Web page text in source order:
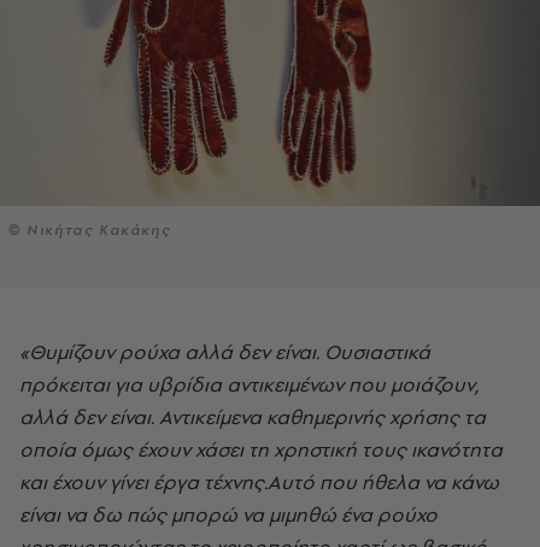
© Νικήτας Κακάκης
«Θυμίζουν ρούχα αλλά δεν είναι. Ουσιαστικά
πρόκειται για υβρίδια αντικειμένων που μοιάζουν,
αλλά δεν είναι. Αντικείμενα καθημερινής χρήσης τα
οποία όμως έχουν χάσει τη χρηστική τους ικανότητα
και έχουν γίνει έργα τέχνης.Αυτό που ήθελα να κάνω
είναι να δω πώς μπορώ να μιμηθώ ένα ρούχο